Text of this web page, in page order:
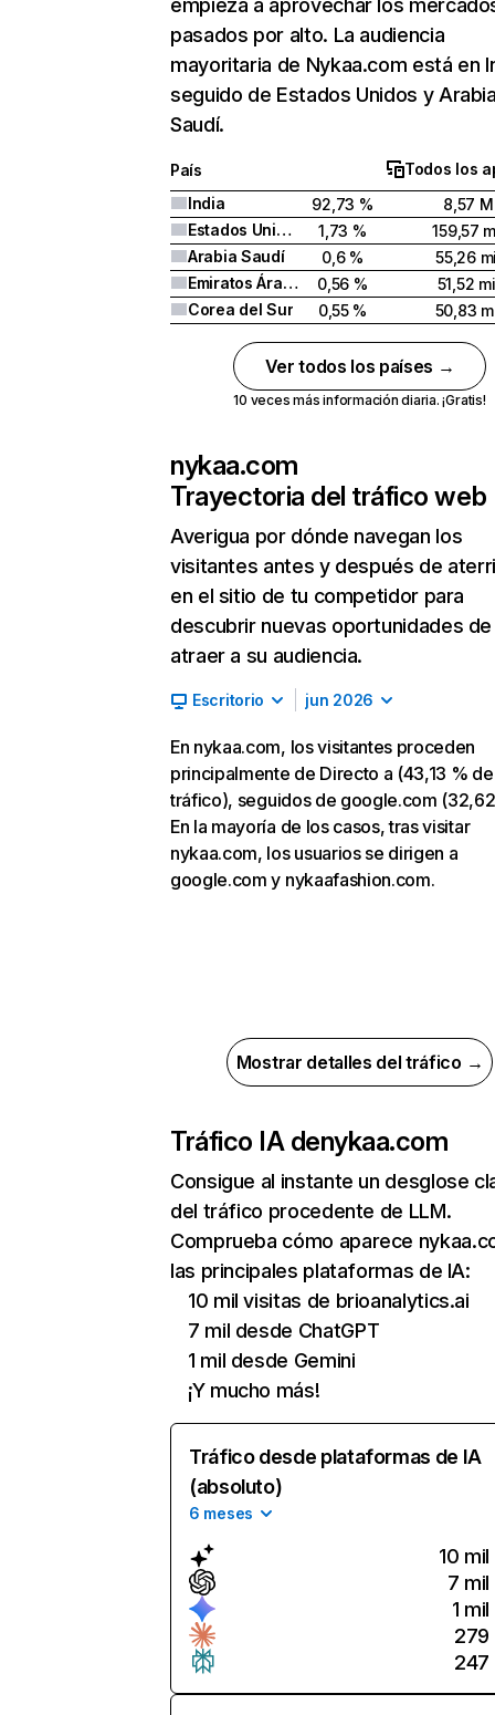
empieza a aprovechar los
pasados por alto. La audiencia
mayoritaria de Nykaa.com está en
seguido de Estados Unidos y
Saudí.
País
Todos los
India
92,73 %
8,57 M
Estados Unidos
1,73 %
159,57
Arabia Saudí
0,6 %
55,26
Emiratos Árabes Unidos
0,56 %
51,52
Corea del Sur
0,55 % 50,83
Ver todos los países →
10 veces más información diaria. ¡Gratis!
nykaa.com
Trayectoria del tráfico web
Averigua por dónde navegan los
visitantes antes y después de
en el sitio de tu competidor para
descubrir nuevas oportunidades de
atraer a su audiencia.
Escritorio jun 2026
En nykaa.com, los visitantes proceden
principalmente de Directo a (43,13 % de
tráfico), seguidos de google.com
En la mayoría de los casos, tras visitar
nykaa.com, los usuarios se dirigen a
google.com y nykaafashion.com.
Mostrar detalles del tráfico →
Tráfico IA denykaa.com
Consigue al instante un desglose
del tráfico procedente de LLM.
Comprueba cómo aparece
las principales plataformas de IA:
10 mil visitas de brioanalytics.ai
7 mil desde ChatGPT
1 mil desde Gemini
¡Y mucho más!
Tráfico desde plataformas de IA
(absoluto)
6 meses
10 mil
7 mil
1 mil
279
247